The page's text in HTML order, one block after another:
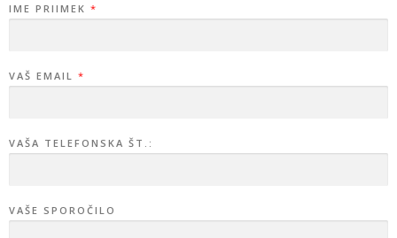
IME PRIIMEK *
VAŠ EMAIL *
VAŠA TELEFONSKA ŠT.:
VAŠE SPOROČILO